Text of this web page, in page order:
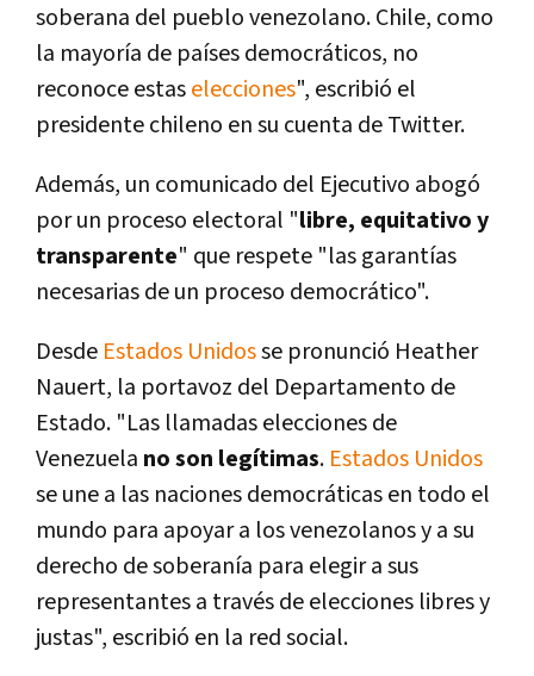
soberana del pueblo venezolano. Chile, como
la mayorí­a de paí­ses democráticos, no
reconoce estaselecciones", escribió el
presidente chileno en su cuenta de Twitter.
Además, un comunicado del Ejecutivo abogó
por un proceso electoral "libre, equitativo y
transparente" que respete "las garantí­as
necesarias de un proceso democrático".
Desde Estados Unidosse pronunció Heather
Nauert, la portavoz del Departamento de
Estado. "Las llamadas elecciones de
Venezuela no son legí­timas. Estados Unidos
se une a las naciones democráticas en todo el
mundo para apoyar a los venezolanos y a su
derecho de soberaní­a para elegir a sus
representantes a través de elecciones libres y
justas", escribió en la red social.